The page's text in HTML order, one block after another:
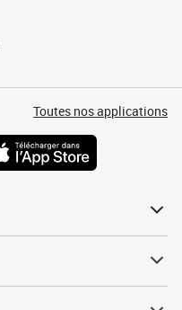
Toutes nos applications